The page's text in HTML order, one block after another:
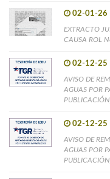
02-01-26
EXTRACTO
CAUSA ROL
02-12-25
AVISO DE
AGUAS POR
02-12-25
AVISO DE
AGUAS POR